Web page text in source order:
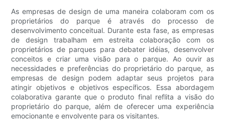
As empresas de design de uma maneira colaboram com os
proprietários do parque é através do processo de
desenvolvimento conceitual. Durante esta fase, as empresas
de design trabalham em estreita colaboração com os
proprietários de parques para debater idéias, desenvolver
conceitos e criar uma visão para o parque. Ao ouvir as
necessidades e preferências do proprietário do parque, as
empresas de design podem adaptar seus projetos para
atingir objetivos e objetivos específicos. Essa abordagem
colaborativa garante que o produto final reflita a visão do
proprietário do parque, além de oferecer uma experiência
emocionante e envolvente para os visitantes.